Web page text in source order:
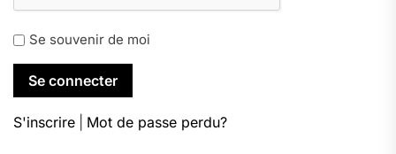
Se souvenir de moi
S'inscrire Mot de passe perdu?